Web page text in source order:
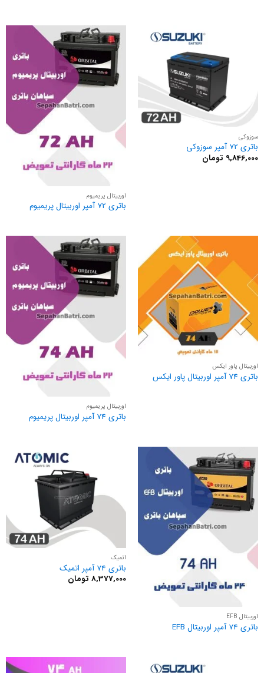
سوزوکی
باتری 72 آمپر سوزوکی
9,846,000 تومان
اوربیتال پریمیوم
باتری 72 آمپر اوربیتال پریمیوم
اوربیتال پاور ایکس
باتری 74 آمپر اوربیتال پاور ایکس
اوربیتال پریمیوم
باتری 74 آمپر اوربیتال پریمیوم
اوربیتال EFB
باتری 74 آمپر اوربیتال EFB
اتمیک
باتری 74 آمپر اتمیک
8,377,000 تومان